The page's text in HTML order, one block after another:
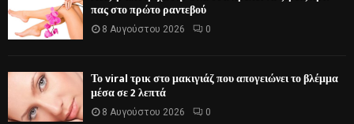
πας στο πρώτο ραντεβού
8 Αυγούστου 2026 0
Το viral τρικ στο μακιγιάζ που απογειώνει το βλέμμα
μέσα σε 2 λεπτά
8 Αυγούστου 2026 0